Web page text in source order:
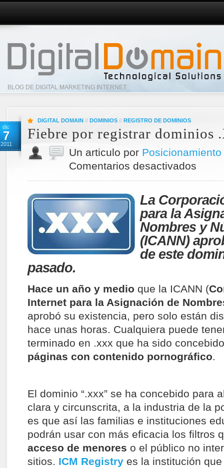
BLOG DE DIGITAL MARKETING INTERNET
dic
7
2011
DIGITAL DOMAIN // DOMINIOS // REGISTRO DE DOMINIOS
Fiebre por registrar dominios
Un articulo por Posicionamiento
Comentarios desactivados
La
para la
Nombres y
(ICANN)
de este
pasado.
Hace un año y medio que la ICANN (
Internet para la Asignación de
aprobó su existencia, pero solo están
hace unas horas. Cualquiera puede
terminado en .xxx que ha sido
páginas con contenido pornográfico.
El dominio “.xxx” se ha concebido para
clara y circunscrita, a la industria de la
es que así las familias e instituciones
podrán usar con más eficacia los filtros
acceso de menores o el público no
sitios. ICM Registry es la institución